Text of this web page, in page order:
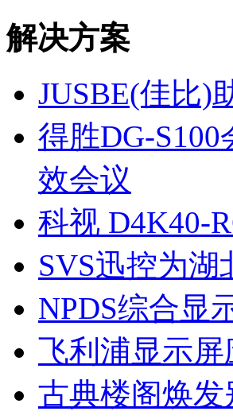
解决方案
JUSBE(佳比)
得胜DG-
效会议
科视 D4K40-
SVS迅控为
NPDS综合显
飞利浦显示
古典楼阁焕